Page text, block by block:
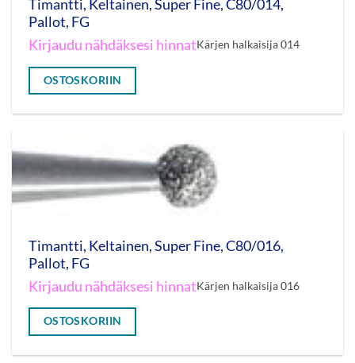
Timantti, Keltainen, Super Fine, C80/014,
Pallot, FG
Kirjaudu nähdäksesi hinnatKärjen halkaisija 014
OSTOSKORIIN
Timantti, Keltainen, Super Fine, C80/016,
Pallot, FG
Kirjaudu nähdäksesi hinnatKärjen halkaisija 016
OSTOSKORIIN